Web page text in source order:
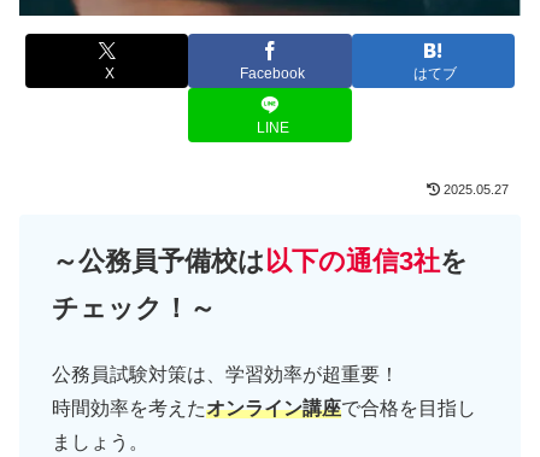
X Facebook はてブ
LINE
2025.05.27
～公務員予備校は 以下の通信3社を
チェック！～
公務員試験対策は、学習効率が超重要！
時間効率を考えたオンライン講座で合格を目指し
ましょう。